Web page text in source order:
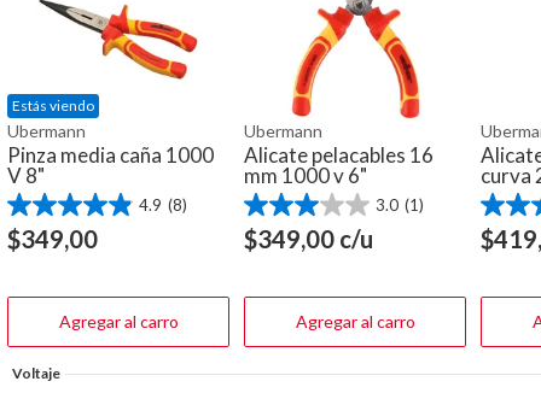
Estás viendo
Ubermann
Pinza media caña 1000
V 8"
4.9 (8)
4.9
de
5
$349,00
Agregar al carro
Ubermann
Alicate pelacables 16
mm 1000 v 6"
3.0 (1)
3.0
de
5
$349,00 c/u
Agregar al carro
curva
4.9
de
5
$
Voltaje